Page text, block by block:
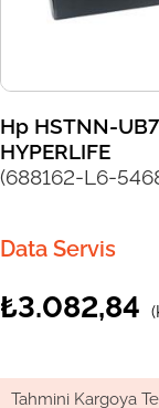
Hp HSTNN-
HYPERLIFE
(688162-L6-
Data Servis
₺3.082,84
Tahmini Kargoya